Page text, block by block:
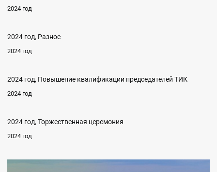
2024 год
2024 год, Разное
2024 год
2024 год, Повышение квалификации председателей ТИК
2024 год
2024 год, Торжественная церемония
2024 год